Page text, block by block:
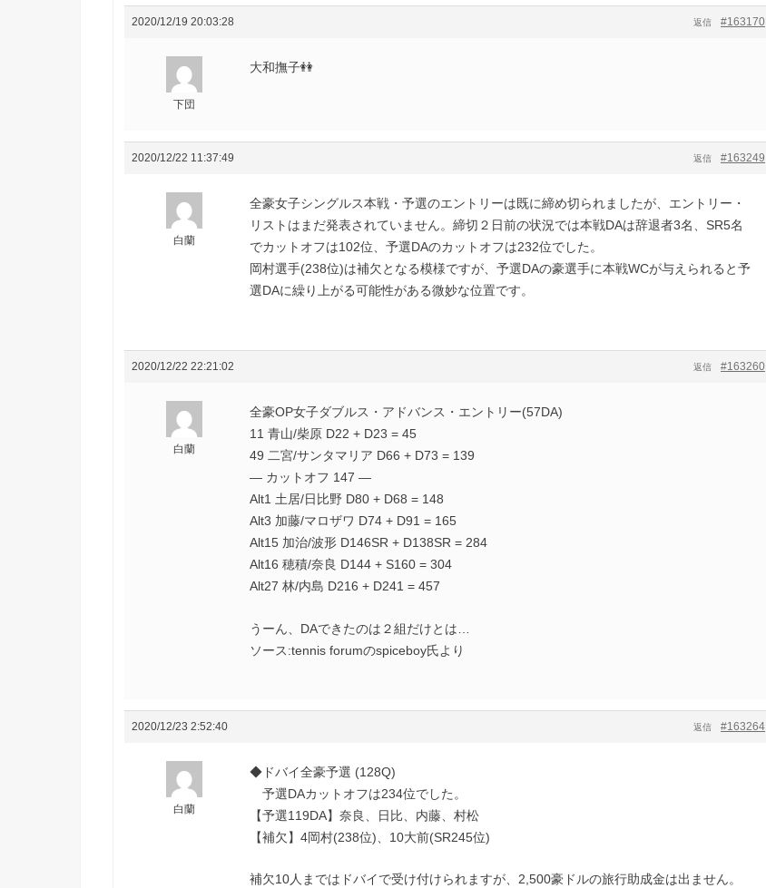
2020/12/19 20:03:28 #163170
返信
下団
大和撫子👭
2020/12/22 11:37:49 #163249
返信
白蘭
全豪女子シングルス本戦・予選のエントリーは既に締め切られましたが、エントリー・
リストはまだ発表されていません。締切２日前の状況では本戦DAは辞退者3名、SR5名
でカットオフは102位、予選DAのカットオフは232位でした。
岡村選手(238位)は補欠となる模様ですが、予選DAの豪選手に本戦WCが与えられると予
選DAに繰り上がる可能性がある微妙な位置です。
2020/12/22 22:21:02 #163260
返信
白蘭
全豪OP女子ダブルス・アドバンス・エントリー(57DA)
11 青山/柴原 D22 + D23 = 45
49 二宮/サンタマリア D66 + D73 = 139
— カットオフ 147 —
Alt1 土居/日比野 D80 + D68 = 148
Alt3 加藤/マロザワ D74 + D91 = 165
Alt15 加治/波形 D146SR + D138SR = 284
Alt16 穂積/奈良 D144 + S160 = 304
Alt27 林/内島 D216 + D241 = 457
うーん、DAできたのは２組だけとは…
ソース:tennis forumのspiceboy氏より
2020/12/23 2:52:40 #163264
返信
白蘭
◆ドバイ全豪予選 (128Q)
予選DAカットオフは234位でした。
【予選119DA】奈良、日比、内藤、村松
【補欠】4岡村(238位)、10大前(SR245位)
補欠10人まではドバイで受け付けられますが、2,500豪ドルの旅行助成金は出ません。